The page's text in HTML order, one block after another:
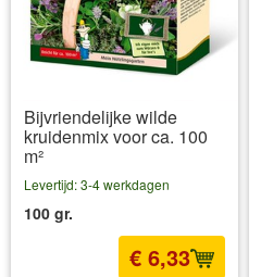
Bijvriendelijke wilde
kruidenmix voor ca. 100
m²
Levertijd: 3-4 werkdagen
100 gr.
€ 6,33